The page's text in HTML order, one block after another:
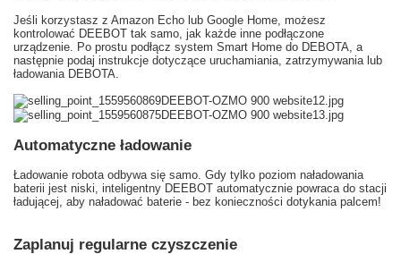
Jeśli korzystasz z Amazon Echo lub Google Home, możesz
kontrolować DEEBOT tak samo, jak każde inne podłączone
urządzenie. Po prostu podłącz system Smart Home do DEBOTA, a
następnie podaj instrukcje dotyczące uruchamiania, zatrzymywania lub
ładowania DEBOTA.
Automatyczne ładowanie
Ładowanie robota odbywa się samo. Gdy tylko poziom naładowania
baterii jest niski, inteligentny DEEBOT automatycznie powraca do stacji
ładującej, aby naładować baterie - bez konieczności dotykania palcem!
Zaplanuj regularne czyszczenie